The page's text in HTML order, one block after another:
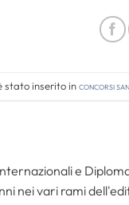
stato inserito inConcorsi
e
nei vari rami